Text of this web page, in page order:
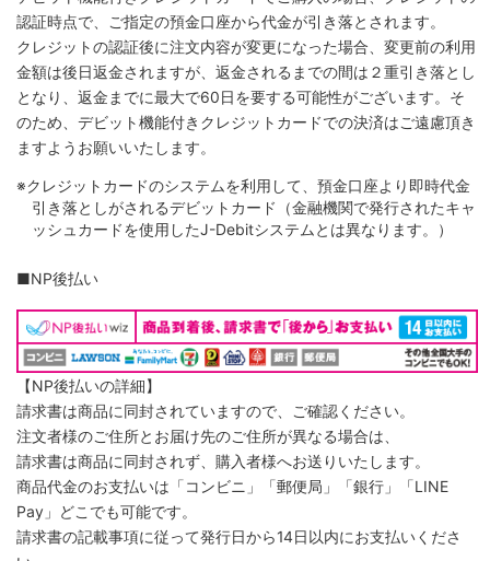
認証時点で、ご指定の預金口座から代金が引き落とされます。
クレジットの認証後に注文内容が変更になった場合、変更前の利用
金額は後日返金されますが、返金されるまでの間は２重引き落とし
となり、返金までに最大で60日を要する可能性がございます。そ
のため、デビット機能付きクレジットカードでの決済はご遠慮頂き
ますようお願いいたします。
※クレジットカードのシステムを利用して、預金口座より即時代金
引き落としがされるデビットカード（金融機関で発行されたキャ
ッシュカードを使用したJ-Debitシステムとは異なります。）
■NP後払い
【NP後払いの詳細】
請求書は商品に同封されていますので、ご確認ください。
注文者様のご住所とお届け先のご住所が異なる場合は、
請求書は商品に同封されず、購入者様へお送りいたします。
商品代金のお支払いは「コンビニ」「郵便局」「銀行」「LINE
Pay」どこでも可能です。
請求書の記載事項に従って発行日から14日以内にお支払いくださ